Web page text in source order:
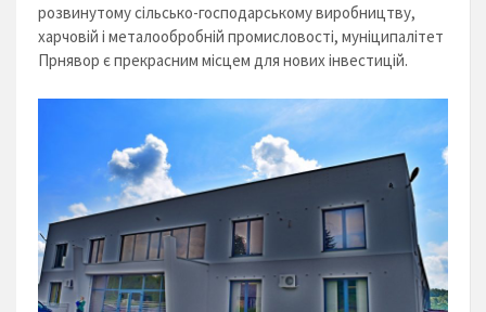
розвинутому сільсько-господарському виробництву,
харчовій і металообробній промисловості, муніципалітет
Прнявор є прекрасним місцем для нових інвестицій.